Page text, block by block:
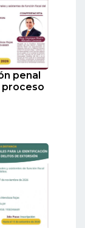
penal
proceso